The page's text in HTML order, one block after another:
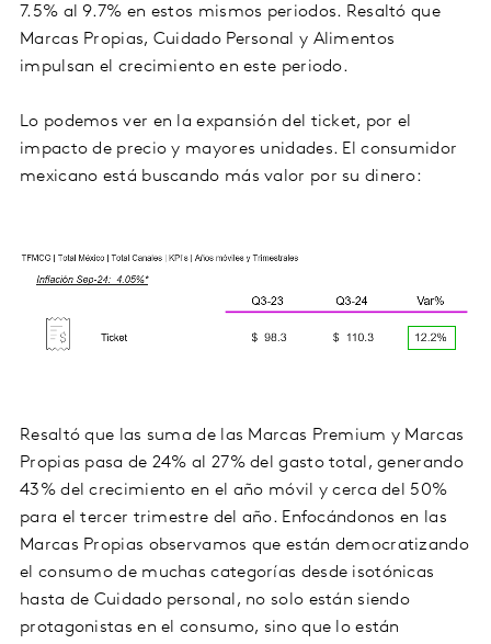
7.5% al 9.7% en estos mismos periodos. Resaltó que
Marcas Propias, Cuidado Personal y Alimentos
impulsan el crecimiento en este periodo.
Lo podemos ver en la expansión del ticket, por el
impacto de precio y mayores unidades. El consumidor
mexicano está buscando más valor por su dinero:
Resaltó que las suma de las Marcas Premium y Marcas
Propias pasa de 24% al 27% del gasto total, generando
43% del crecimiento en el año móvil y cerca del 50%
para el tercer trimestre del año. Enfocándonos en las
Marcas Propias observamos que están democratizando
el consumo de muchas categorías desde isotónicas
hasta de Cuidado personal, no solo están siendo
protagonistas en el consumo, sino que lo están